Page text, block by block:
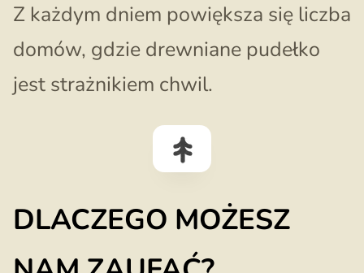
Z każdym dniem powiększa się liczba
domów, gdzie drewniane pudełko
jest strażnikiem chwil.
DLACZEGO MOŻESZ